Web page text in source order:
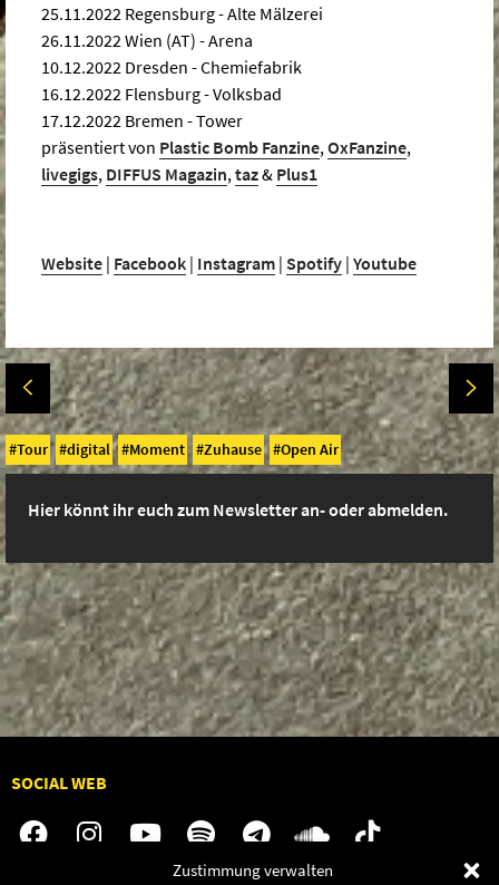
Zustimmung verwalten
25.11.2022 Regensburg - Alte Mälzerei
26.11.2022 Wien (AT) - Arena
10.12.2022 Dresden - Chemiefabrik
16.12.2022 Flensburg - Volksbad
17.12.2022 Bremen - Tower
präsentiert von Plastic Bomb Fanzine, OxFanzine,
livegigs, DIFFUS Magazin, taz& Plus1
Website | Facebook | Instagram | Spotify | Youtube
Tour digital Moment Zuhause Open Air
Hier könnt ihr euch zum Newsletter an- oder abmelden.
SOCIAL WEB